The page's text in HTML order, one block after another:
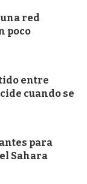
red
poco
entre
cuando se
para
Sahara